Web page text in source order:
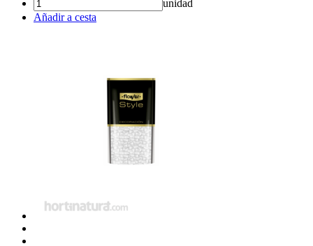
unidad
Añadir a cesta